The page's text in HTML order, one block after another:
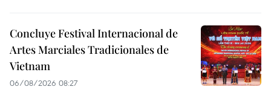
Concluye Festival Internacional de
Artes Marciales Tradicionales de
Vietnam
06/08/2026 08:27